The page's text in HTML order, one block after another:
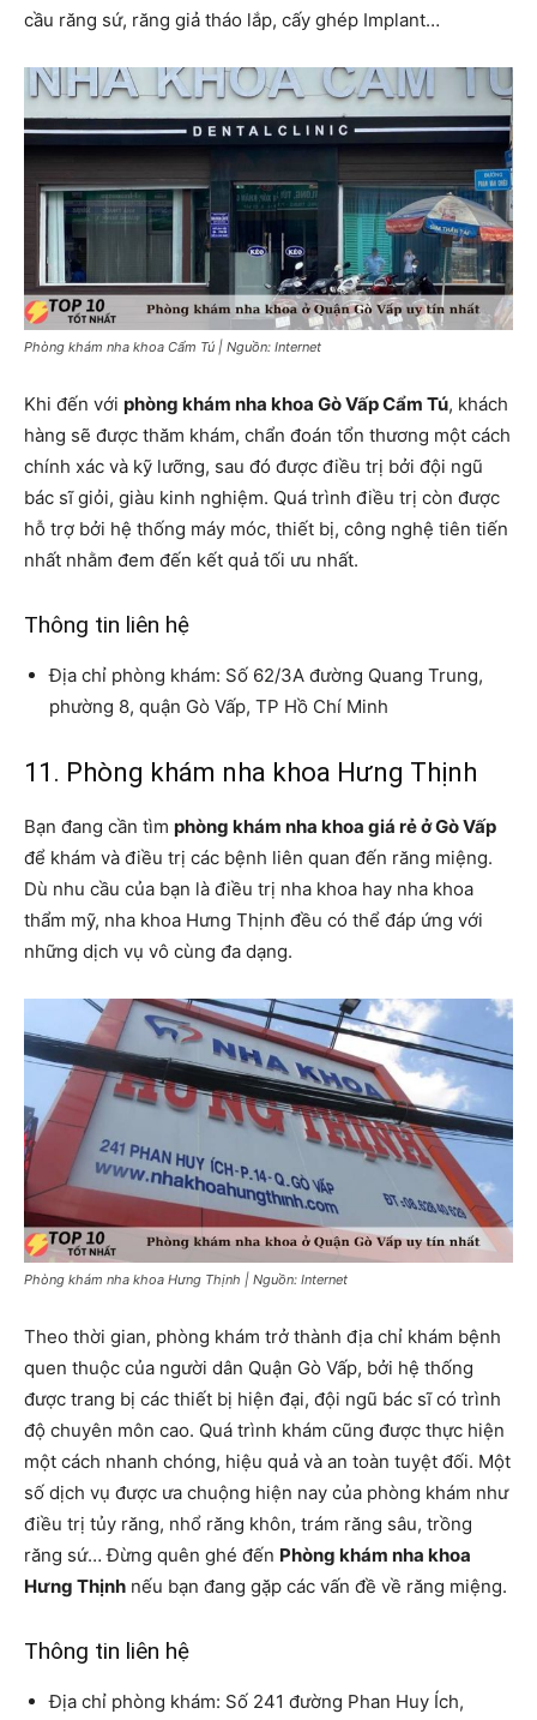
cầu răng sứ, răng giả tháo lắp, cấy ghép Implant…
Phòng khám nha khoa Cẩm Tú | Nguồn: Internet
Khi đến với phòng khám nha khoa Gò Vấp Cẩm Tú, khách
hàng sẽ được thăm khám, chẩn đoán tổn thương một cách
chính xác và kỹ lưỡng, sau đó được điều trị bởi đội ngũ
bác sĩ giỏi, giàu kinh nghiệm. Quá trình điều trị còn được
hỗ trợ bởi hệ thống máy móc, thiết bị, công nghệ tiên tiến
nhất nhằm đem đến kết quả tối ưu nhất.
Thông tin liên hệ
Địa chỉ phòng khám: Số 62/3A đường Quang Trung,
phường 8, quận Gò Vấp, TP Hồ Chí Minh
11. Phòng khám nha khoa Hưng Thịnh
Bạn đang cần tìm phòng khám nha khoa giá rẻ ở Gò Vấp
để khám và điều trị các bệnh liên quan đến răng miệng.
Dù nhu cầu của bạn là điều trị nha khoa hay nha khoa
thẩm mỹ, nha khoa Hưng Thịnh đều có thể đáp ứng với
những dịch vụ vô cùng đa dạng.
Phòng khám nha khoa Hưng Thịnh | Nguồn: Internet
Theo thời gian, phòng khám trở thành địa chỉ khám bệnh
quen thuộc của người dân Quận Gò Vấp, bởi hệ thống
được trang bị các thiết bị hiện đại, đội ngũ bác sĩ có trình
độ chuyên môn cao. Quá trình khám cũng được thực hiện
một cách nhanh chóng, hiệu quả và an toàn tuyệt đối. Một
số dịch vụ được ưa chuộng hiện nay của phòng khám như
điều trị tủy răng, nhổ răng khôn, trám răng sâu, trồng
răng sứ… Đừng quên ghé đến Phòng khám nha khoa
Hưng Thịnh nếu bạn đang gặp các vấn đề về răng miệng.
Thông tin liên hệ
Địa chỉ phòng khám: Số 241 đường Phan Huy Ích,